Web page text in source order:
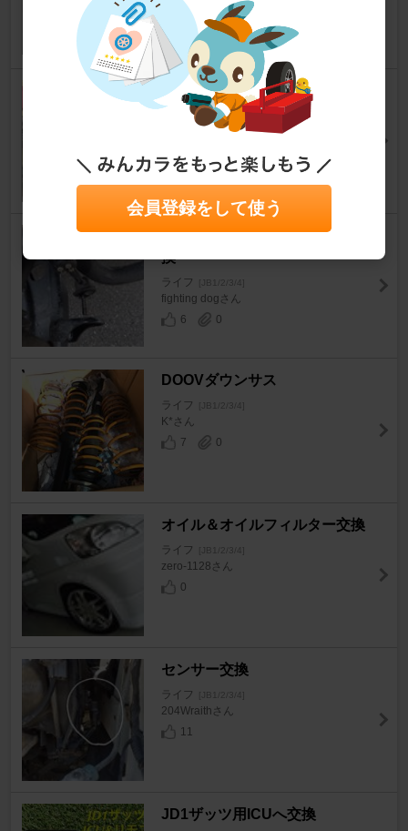
ライフ [JB1/2/3/4]
DDAC-Ⅱさん
車高ダウン失敗編
ライフ [JB1/2/3/4]
T.A.V.Oさん
フロントストラットブッシュ交
換
ライフ [JB1/2/3/4]
fighting dogさん
6
0
DOOVダウンサス
ライフ [JB1/2/3/4]
K*さん
7
0
オイル＆オイルフィルター交換
ライフ [JB1/2/3/4]
zero-1128さん
0
センサー交換
ライフ [JB1/2/3/4]
204Wraithさん
11
JD1ザッツ用ICUへ交換
会員登録をして使う